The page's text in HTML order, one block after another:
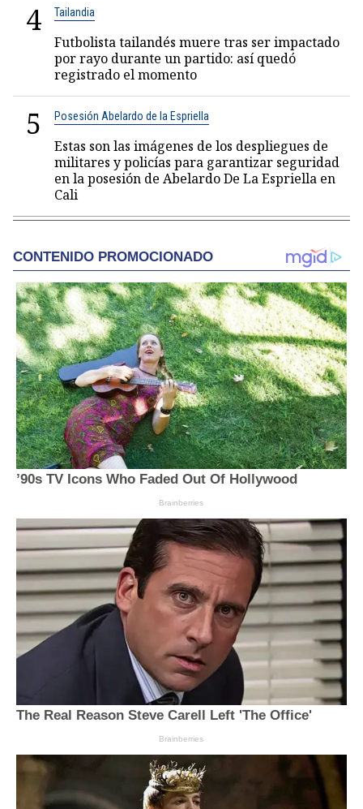
4 Tailandia
Futbolista tailandés muere tras ser impactado
por rayo durante un partido: así quedó
registrado el momento
5 Posesión Abelardo de la Espriella
Estas son las imágenes de los despliegues de
militares y policías para garantizar seguridad
en la posesión de Abelardo De La Espriella en
Cali